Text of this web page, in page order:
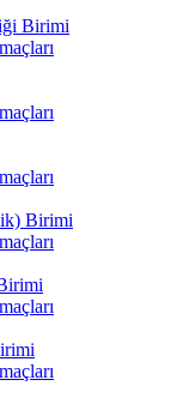
Birimi
Birimi